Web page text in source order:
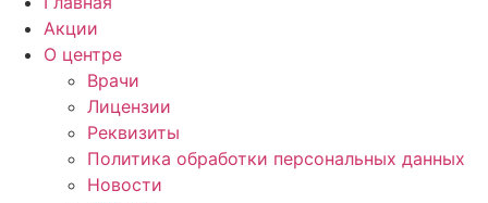
Акции
О центре
Врачи
Лицензии
Реквизиты
Политика обработки персональных данных
Новости